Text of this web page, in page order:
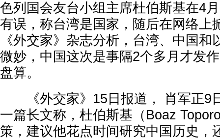
色列国会友台小组主席杜伯斯基在4
有误，称台湾是国家，随后在网络上
《外交家》杂志分析，台湾、中国
微妙，中国这次是事隔2个多月才发
盘算。
《外交家》15日报道， 肖军正9
一篇长文称，杜伯斯基（Boaz
策，建议他花点时间研究中国历史，